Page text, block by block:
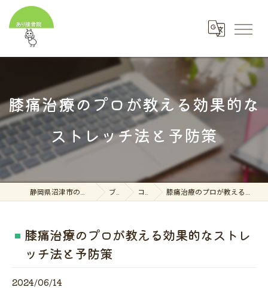
膝痛治療のプロが教える効果的な
ストレッチ法と予防策
静岡県沼津市の接骨院ならあり接骨院 ブログ コラム 膝痛治療のプロが教える効果的なストレッチ法と予防策
膝痛治療のプロが教える効果的なストレ
ッチ法と予防策
2024/06/14